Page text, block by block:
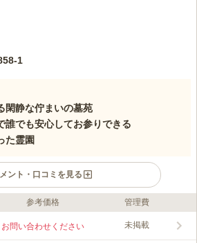
1
閑静な佇まいの墓苑
誰でも安心してお参りできる
た霊園
ント・口コミを見る
されていません。
参考価格 管理費
お問い合わせください 未掲載